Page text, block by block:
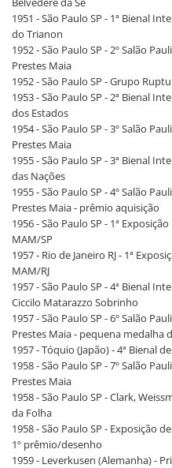
1951 - São Paulo SP - 1ª Bienal
do Trianon
1952 - São Paulo SP - 2º Salão
Prestes Maia
1952 - São Paulo SP - Grupo
1953 - São Paulo SP - 2ª Bienal
dos Estados
1954 - São Paulo SP - 3º Salão
Prestes Maia
1955 - São Paulo SP - 3ª Bienal
das Nações
1955 - São Paulo SP - 4º Salão
Prestes Maia - prêmio aquisição
1956 - São Paulo SP - 1ª
MAM/SP
1957 - Rio de Janeiro RJ - 1ª
MAM/RJ
1957 - São Paulo SP - 4ª Bienal
Ciccilo Matarazzo Sobrinho
1957 - São Paulo SP - 6º Salão
Prestes Maia - pequena medalha
1957 - Tóquio (Japão) - 4ª Bienal
1958 - São Paulo SP - 7º Salão
Prestes Maia
1958 - São Paulo SP - Clark,
da Folha
1958 - São Paulo SP - Exposição
1º prêmio/desenho
1959 - Leverkusen (Alemanha) -